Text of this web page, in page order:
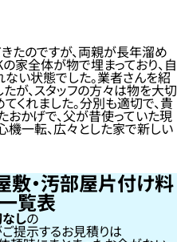
たのですが、両親が長年溜め
家全体が物で埋まっており、自
い状態でした。業者さんを紹
が、スタッフの方々は物を大切
くれました。分別も適切で、貴
おかげで、父が昔使っていた現
機一転、広々とした家で新しい
・汚部屋片付け料
覧表
しの
提示するお見積りは